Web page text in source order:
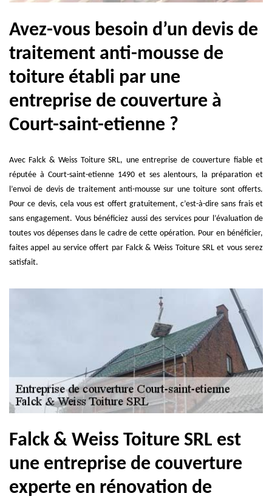
Avez-vous besoin d’un devis de
traitement anti-mousse de
toiture établi par une
entreprise de couverture à
Court-saint-etienne ?
Avec Falck & Weiss Toiture SRL, une entreprise de couverture fiable et
réputée à Court-saint-etienne 1490 et ses alentours, la préparation et
l’envoi de devis de traitement anti-mousse sur une toiture sont offerts.
Pour ce devis, cela vous est offert gratuitement, c’est-à-dire sans frais et
sans engagement. Vous bénéficiez aussi des services pour l’évaluation de
toutes vos dépenses dans le cadre de cette opération. Pour en bénéficier,
faites appel au service offert par Falck & Weiss Toiture SRL et vous serez
satisfait.
Falck & Weiss Toiture SRL est
une entreprise de couverture
experte en rénovation de